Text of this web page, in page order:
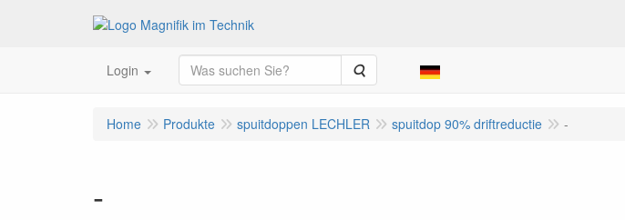
Login Suche
Home Produkte spuitdoppen LECHLER spuitdop 90% driftreductie -
-